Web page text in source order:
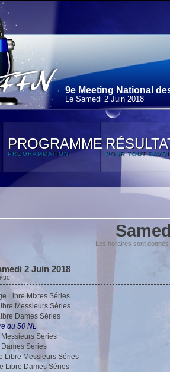
9e Meeting National
Le Samedi 2 Juin 2018
PROGRAMME
PROGRAMMATION POUR TOUT
Les horaires sont
2 Juin 2018
Libre Mixtes Séries
Messieurs Séries
Dames Séries
du 50 NL
Séries
Séries
Libre Messieurs Séries
Libre Dames Séries